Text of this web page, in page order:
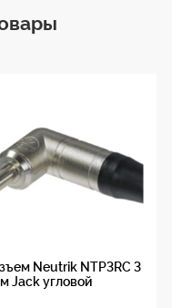
Neutrik NTP3RC 3
Jack угловой